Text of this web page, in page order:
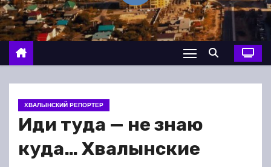
о
м
у
ХВАЛЫНСКИЙ РЕПОРТЕР
Иди туда — не знаю
куда… Хвалынские